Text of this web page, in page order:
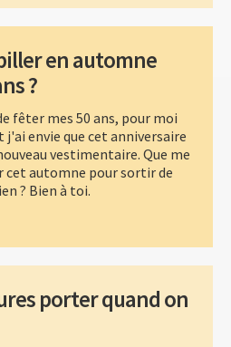
en automne
?
fêter mes 50 ans, pour moi
envie que cet anniversaire
vestimentaire. Que me
automne pour sortir de
? Bien à toi.
porter quand on